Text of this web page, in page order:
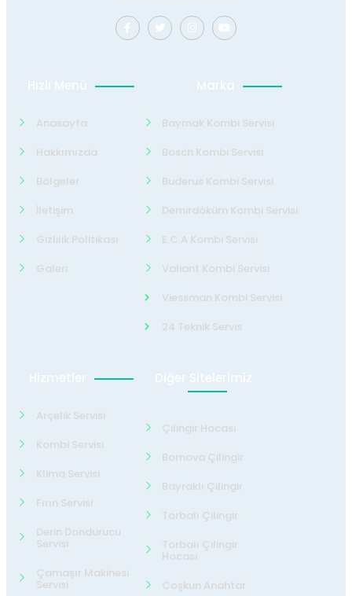
Hızlı Menü
Anasayfa
Hakkımızda
Bölgeler
İletişim
Gizlilik Politikası
Galeri
Marka
Baymak Kombi Servisi
Bosch Kombi Servisi
Buderus Kombi Servisi
Demirdöküm Kombi Servisi
E.C.A Kombi Servisi
Valiant Kombi Servisi
Viessman Kombi Servisi
24 Teknik Servis
Hizmetler
Arçelik Servisi
Kombi Servisi
Klima Servisi
Fırın Servisi
Derin Dondurucu
Servisi
Çamaşır Makinesi
Servisi
Diğer Sitelerimiz
Çilingir Hocası
Bornova Çilingir
Bayraklı Çilingir
Torbalı Çilingir
Torbalı Çilingir
Hocası
Coşkun Anahtar